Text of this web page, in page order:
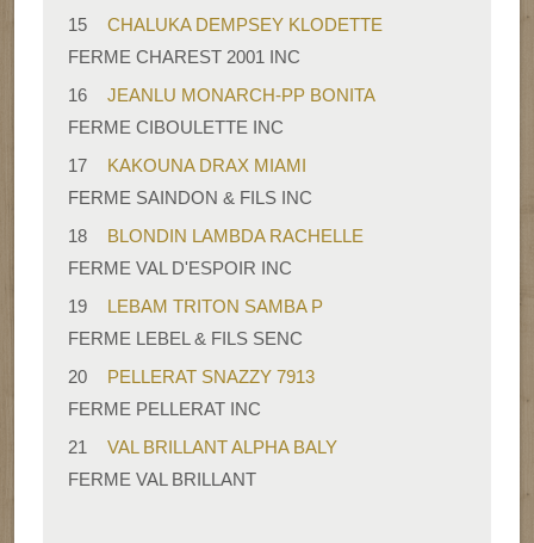
15
CHALUKA DEMPSEY KLODETTE
FERME CHAREST 2001 INC
16
JEANLU MONARCH-PP BONITA
FERME CIBOULETTE INC
17
KAKOUNA DRAX MIAMI
FERME SAINDON & FILS INC
18
BLONDIN LAMBDA RACHELLE
FERME VAL D'ESPOIR INC
19
LEBAM TRITON SAMBA P
FERME LEBEL & FILS SENC
20
PELLERAT SNAZZY 7913
FERME PELLERAT INC
21
VAL BRILLANT ALPHA BALY
FERME VAL BRILLANT